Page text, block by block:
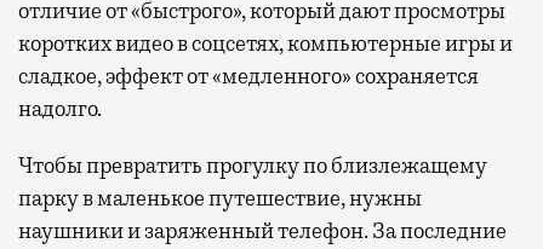
отличие от «быстрого», который дают просмотры
коротких видео в соцсетях, компьютерные игры и
сладкое, эффект от «медленного» сохраняется
надолго.
Чтобы превратить прогулку по близлежащему
парку в маленькое путешествие, нужны
наушники и заряженный телефон. За последние